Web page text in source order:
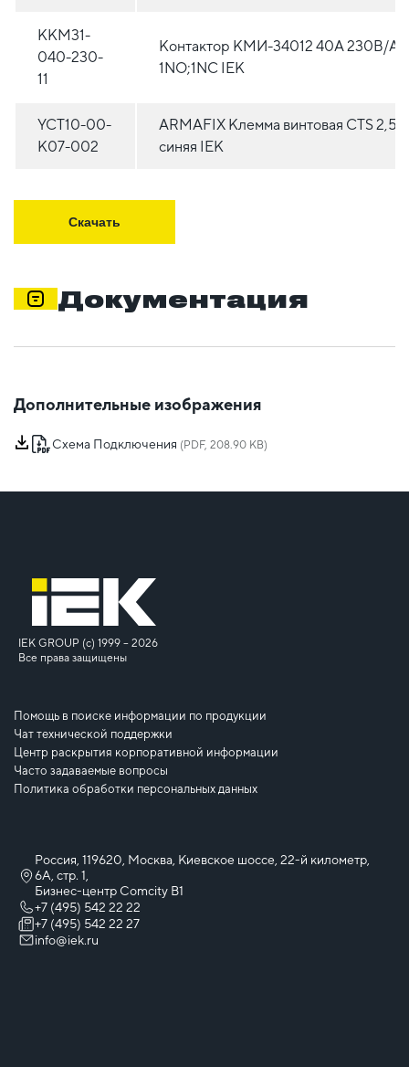
KKM31-
040-230-
11
Контактор КМИ-34012 40А 230В/
1NO;1NC IEK
YCT10-00-
K07-002
ARMAFIX Клемма винтовая CTS
синяя IEK
Скачать
Документация
Дополнительные изображения
Схема Подключения (PDF, 208.90 KB)
IEK GROUP (c) 1999 – 2026
Все права защищены
Помощь в поиске информации по продукции
Чат технической поддержки
Центр раскрытия корпоративной информации
Часто задаваемые вопросы
Политика обработки персональных данных
Россия, 119620, Москва, Киевское шоссе, 22-й километр,
6А, стр. 1,
Бизнес-центр Comcity B1
+7 (495) 542 22 22
+7 (495) 542 22 27
info@iek.ru